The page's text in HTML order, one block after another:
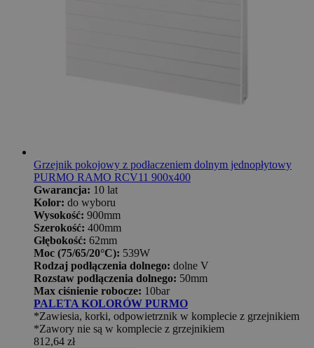
Grzejnik pokojowy z podłaczeniem dolnym jednopłytowy
PURMO RAMO RCV11 900x400
Gwarancja: 10 lat
Kolor: do wyboru
Wysokość: 900mm
Szerokość: 400mm
Głębokość: 62mm
Moc (75/65/20°C): 539W
Rodzaj podłączenia dolnego: dolne V
Rozstaw podłączenia dolnego: 50mm
Max ciśnienie robocze: 10bar
PALETA KOLORÓW PURMO
*Zawiesia, korki, odpowietrznik w komplecie z grzejnikiem
*Zawory nie są w komplecie z grzejnikiem
812,64 zł